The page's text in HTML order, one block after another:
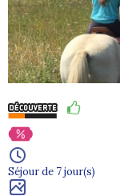
Séjour de 7 jour(s)